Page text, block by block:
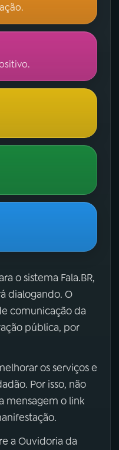
o sistema Fala.BR,
dialogando. O
comunicação da
pública, por
os serviços e
Por isso, não
mensagem o link
a Ouvidoria da